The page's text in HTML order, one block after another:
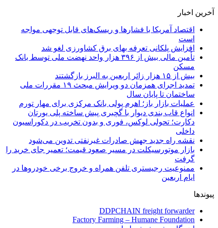
آخرین اخبار
اقتصاد آمریکا با فشارها و ریسک‌های قابل توجهی مواجه
است
افزایش پلکانی تعرفه بهای برق کشاورزی لغو شد
تأمین مالی بیش از ۳۹۶ هزار واحد نهضت ملی توسط بانک
مسکن
بیش از ۱۵ هزار زائر اربعین به البرز بازگشتند
تمدید اجرای همزمان دو ویرایش مبحث ۱۹ مقررات ملی
ساختمان تا پایان سال
عملیات بازار باز؛ اهرم پولی بانک مرکزی برای مهار تورم
انواع قاب بندی دیوار با گچبری پیش ساخته پلی یورتان
دکارت؛ تحولی لوکس، فوری و بدون تخریب در دکوراسیون
داخلی
نقشه راه جدید جهش صادرات غیرنفتی تدوین می‌شود
بازار موتورسیکلت در مسیر صعود قیمت؛ تعمیر جای خرید را
گرفت
ممنوعیت رجیستری تلفن همراه و خروج برخی خودروها در
ایام اربعین
پیوندها
DDPCHAIN freight forwarder
Factory Farming – Humane Foundation